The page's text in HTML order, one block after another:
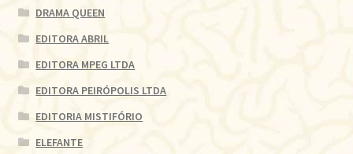
DRAMA QUEEN
EDITORA ABRIL
EDITORA MPEG LTDA
EDITORA PEIRÓPOLIS LTDA
EDITORIA MISTIFÓRIO
ELEFANTE